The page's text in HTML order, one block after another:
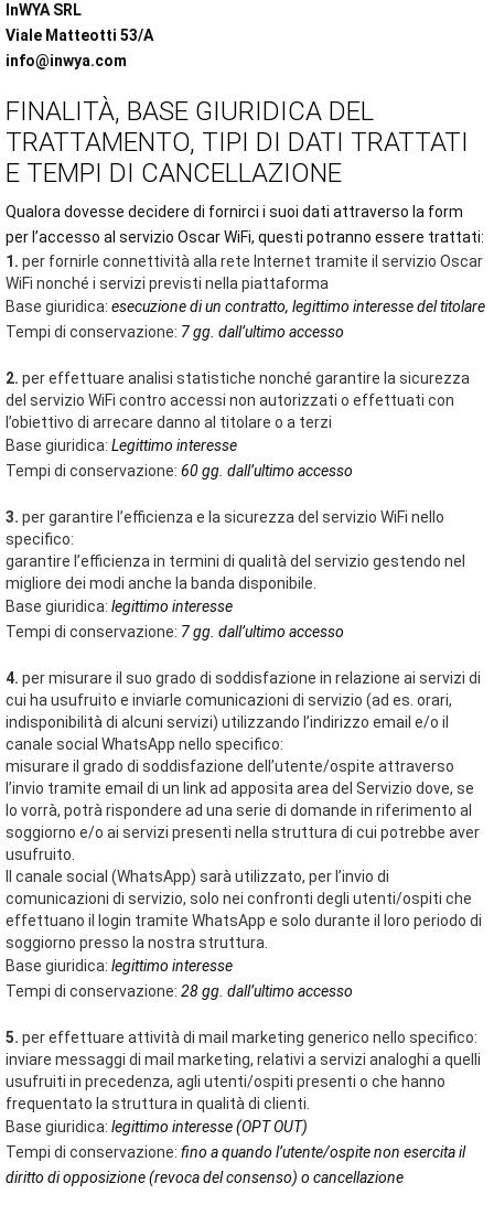
InWYA SRL
Viale Matteotti 53/A
info@inwya.com
FINALITÀ, BASE GIURIDICA DEL
TRATTAMENTO, TIPI DI DATI TRATTATI
E TEMPI DI CANCELLAZIONE
Qualora dovesse decidere di fornirci i suoi dati attraverso la form
per l’accesso al servizio Oscar WiFi, questi potranno essere trattati:
1. per fornirle connettività alla rete Internet tramite il servizio Oscar
WiFi nonché i servizi previsti nella piattaforma
Base giuridica: esecuzione di un contratto, legittimo interesse del titolare
Tempi di conservazione: 7 gg. dall’ultimo accesso
2. per effettuare analisi statistiche nonché garantire la sicurezza
del servizio WiFi contro accessi non autorizzati o effettuati con
l’obiettivo di arrecare danno al titolare o a terzi
Base giuridica: Legittimo interesse
Tempi di conservazione: 60 gg. dall’ultimo accesso
3. per garantire l’efficienza e la sicurezza del servizio WiFi nello
specifico:
garantire l’efficienza in termini di qualità del servizio gestendo nel
migliore dei modi anche la banda disponibile.
Base giuridica: legittimo interesse
Tempi di conservazione: 7 gg. dall’ultimo accesso
4. per misurare il suo grado di soddisfazione in relazione ai servizi di
cui ha usufruito e inviarle comunicazioni di servizio (ad es. orari,
indisponibilità di alcuni servizi) utilizzando l’indirizzo email e/o il
canale social WhatsApp nello specifico:
misurare il grado di soddisfazione dell’utente/ospite attraverso
l’invio tramite email di un link ad apposita area del Servizio dove, se
lo vorrà, potrà rispondere ad una serie di domande in riferimento al
soggiorno e/o ai servizi presenti nella struttura di cui potrebbe aver
usufruito.
Il canale social (WhatsApp) sarà utilizzato, per l’invio di
comunicazioni di servizio, solo nei confronti degli utenti/ospiti che
effettuano il login tramite WhatsApp e solo durante il loro periodo di
soggiorno presso la nostra struttura.
Base giuridica: legittimo interesse
Tempi di conservazione: 28 gg. dall’ultimo accesso
5. per effettuare attività di mail marketing generico nello specifico:
inviare messaggi di mail marketing, relativi a servizi analoghi a quelli
usufruiti in precedenza, agli utenti/ospiti presenti o che hanno
frequentato la struttura in qualità di clienti.
Base giuridica: legittimo interesse (OPT OUT)
Tempi di conservazione: fino a quando l’utente/ospite non esercita il
diritto di opposizione (revoca del consenso) o cancellazione